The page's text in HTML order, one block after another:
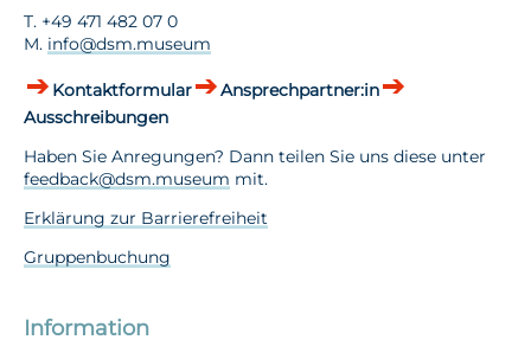
T. +49 471 482 07 0
M. info@dsm.museum
Kontaktformular
Ansprechpartner:in
Ausschreibungen
Haben Sie Anregungen? Dann teilen Sie uns diese unter
feedback@dsm.museum mit.
Erklärung zur Barrierefreiheit
Gruppenbuchung
Information